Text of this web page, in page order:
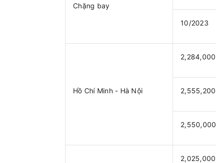
Chặng bay
10/2023
Hồ Chí Minh - Hà Nội
2,284,000
2,555,200
2,550,000
2,025,000